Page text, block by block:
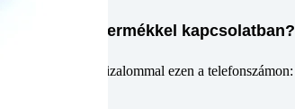
Kérdése van termékkel kapcsolatban?
Keressen minket bizalommal ezen a telefonszámon: